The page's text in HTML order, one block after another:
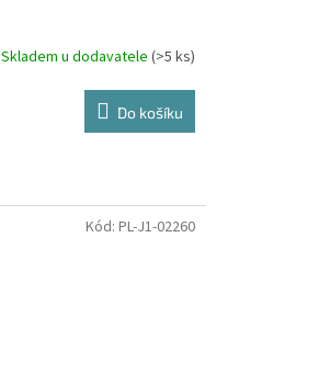
Skladem u dodavatele (>5 ks)
Do košíku
Kód: PL-J1-02260